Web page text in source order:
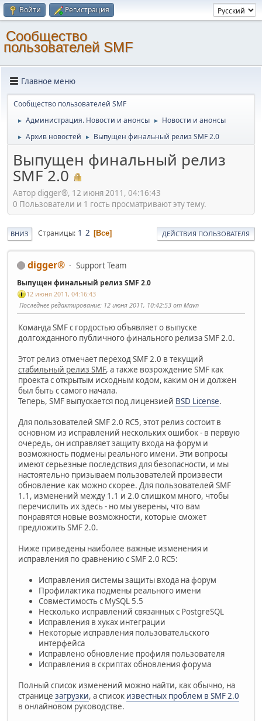
Войти Регистрация
Cообщество
пользователей SMF
Главное меню
Cообщество пользователей SMF
► Администрация. Новости и анонсы ► Новости и анонсы
► Архив новостей ► Выпущен финальный релиз SMF 2.0
Выпущен финальный релиз
SMF 2.0
Автор digger®, 12 июня 2011, 04:16:43
0 Пользователи и 1 гость просматривают эту тему.
ВНИЗ Страницы 1 2 Все ДЕЙСТВИЯ ПОЛЬЗОВАТЕЛЯ
digger® Support Team
Выпущен финальный релиз SMF 2.0
12 июня 2011, 04:16:43
Последнее редактирование: 12 июня 2011, 10:42:53 от Mavn
Команда SMF с гордостью объявляет о выпуске
долгожданного публичного финального релиза SMF 2.0.
Этот релиз отмечает переход SMF 2.0 в текущий
стабильный релиз SMF, а также возрождение SMF как
проекта с открытым исходным кодом, каким он и должен
был быть с самого начала.
Теперь, SMF выпускается под лицензией BSD License.
Для пользователей SMF 2.0 RC5, этот релиз состоит в
основном из исправлений нескольких ошибок - в первую
очередь, он исправляет защиту входа на форум и
возможность подмены реального имени. Эти вопросы
имеют серьезные последствия для безопасности, и мы
настоятельно призываем пользователей произвести
обновление как можно скорее. Для пользователей SMF
1.1, изменений между 1.1 и 2.0 слишком много, чтобы
перечислить их здесь - но мы уверены, что вам
понравятся новые возможности, которые сможет
предложить SMF 2.0.
Ниже приведены наиболее важные изменения и
исправления по сравнению с SMF 2.0 RC5:
Исправления системы защиты входа на форум
Профилактика подмены реального имени
Совместимость с MySQL 5.5
Несколько исправлений связанных с PostgreSQL
Исправления в хуках интеграции
Некоторые исправления пользовательского
интерфейса
Исправлено обновление профиля пользователя
Исправления в скриптах обновления форума
Полный список изменений можно найти, как обычно, на
странице загрузки, а список известных проблем в SMF 2.0
в онлайновом руководстве.